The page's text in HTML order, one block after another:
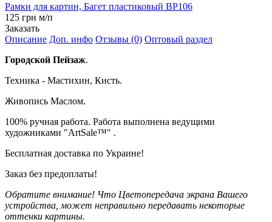
Рамки для картин, Багет пластиковый BP106
125 грн м/п
Заказать
Описание Доп. инфо Отзывы (0) Оптовый раздел
Городской Пейзаж.
Техника - Мастихин, Кисть.
Живопись Маслом.
100% ручная работа. Работа выполнена ведущими
художниками "ArtSale™" .
Бесплатная доставка по Украине!
Заказ без предоплаты!
Обратите внимание! Что Цветопередача экрана Вашего
устройства, может неправильно передавать некоторые
оттенки картины.